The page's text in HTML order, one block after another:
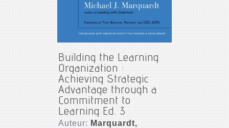
Building the Learning
Organization :
Achieving Strategic
Advantage through a
Commitment to
Learning Ed. 3
Auteur: Marquardt,